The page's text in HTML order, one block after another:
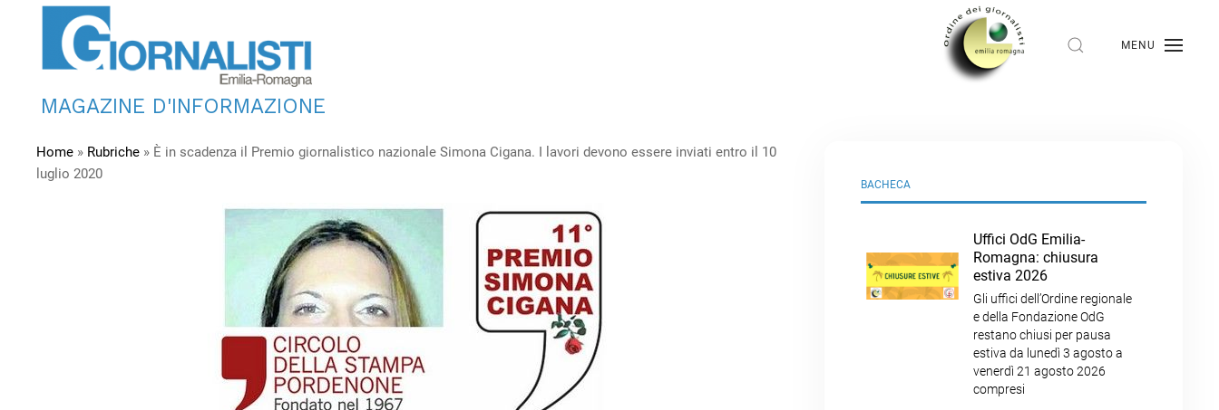
MENU
MAGAZINE D'INFORMAZIONE
Home » Rubriche » È in scadenza il Premio giornalistico nazionale Simona Cigana. I lavori devono essere inviati entro il 10
luglio 2020
BACHECA
Uffici OdG Emilia-
Romagna: chiusura
estiva 2026
Gli uffici dell’Ordine regionale
e della Fondazione OdG
restano chiusi per pausa
estiva da lunedì 3 agosto a
venerdì 21 agosto 2026
compresi